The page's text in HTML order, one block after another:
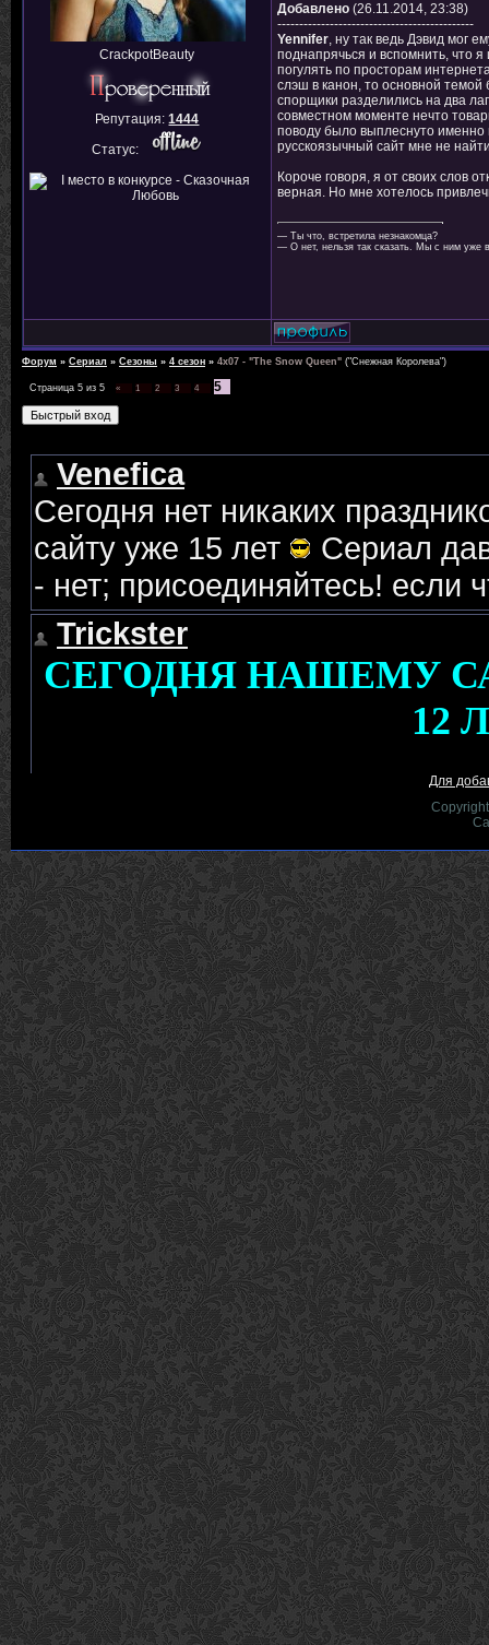
CrackpotBeauty
Репутация:1444
Статус:
Добавлено (26.11.2014, 23:38)
---------------------------------------------
Yennifer, ну так ведь Дэвид мог
поднапрячься и вспомнить, что
погулять по просторам
слэш в канон, то основной
спорщики разделились на два
совместном моменте нечто
поводу было выплеснуто именно
русскоязычный сайт мне не
Короче говоря, я от своих слов
верная. Но мне хотелось
— Ты что, встретила незнакомца?
— О нет, нельзя так сказать. Мы с ним уже
Форум » Сериал » Сезоны » 4 сезон » 4x07 - "The Snow Queen" ("Снежная Королева")
Страница 5 из 5 « 1 2 3 4 5
Для